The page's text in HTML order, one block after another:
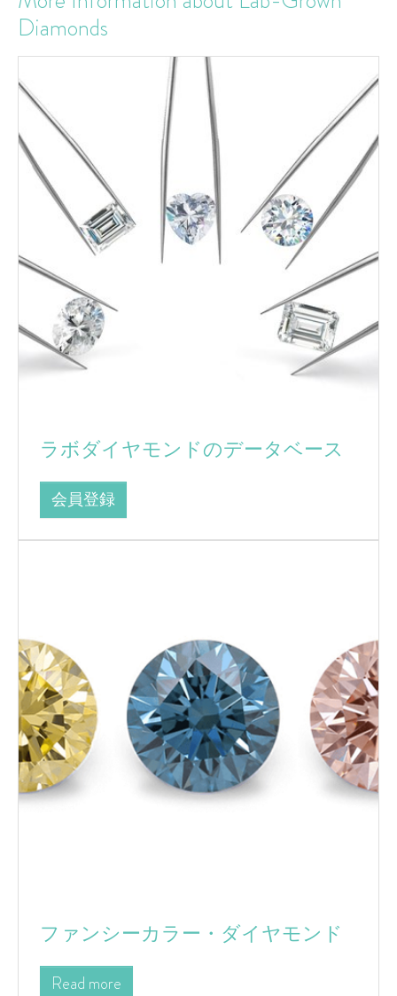
Diamonds
ラボダイヤモンドのデータベース
会員登録
ファンシーカラー・ダイヤモンド
Read more